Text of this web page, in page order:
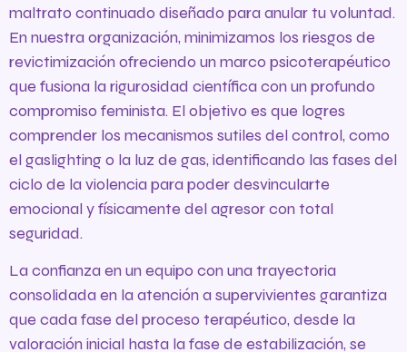
maltrato continuado diseñado para anular tu voluntad.
En nuestra organización, minimizamos los riesgos de
revictimización ofreciendo un marco psicoterapéutico
que fusiona la rigurosidad científica con un profundo
compromiso feminista. El objetivo es que logres
comprender los mecanismos sutiles del control, como
el gaslighting o la luz de gas, identificando las fases del
ciclo de la violencia para poder desvincularte
emocional y físicamente del agresor con total
seguridad.
La confianza en un equipo con una trayectoria
consolidada en la atención a supervivientes garantiza
que cada fase del proceso terapéutico, desde la
valoración inicial hasta la fase de estabilización, se